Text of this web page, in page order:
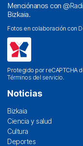
Menciónanos con
Bizkaia.
Fotos en colaboración con
Protegido por reCAPTCHA
Términos del servicio.
Noticias
Bizkaia
Ciencia y salud
Cultura
Deportes